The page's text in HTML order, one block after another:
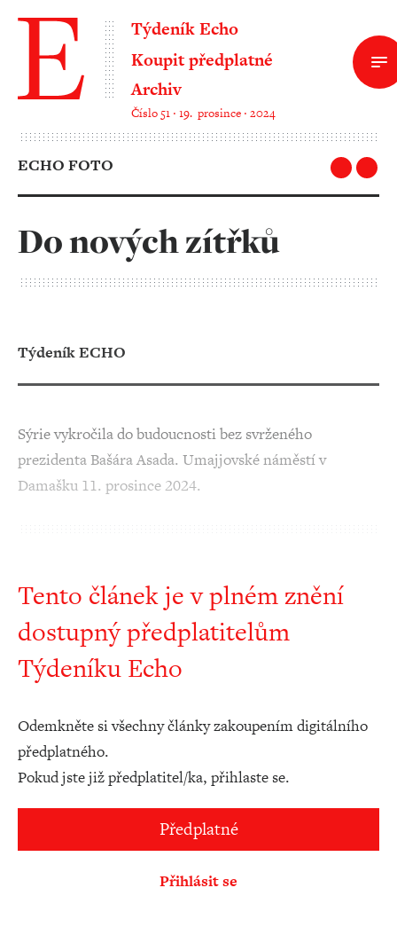
Týdeník Echo
Koupit předplatné
Archiv
Číslo 51 ‧ 19. prosince ‧ 2024
ECHO FOTO
Do nových zítřků
Týdeník ECHO
Sýrie vykročila do budoucnosti bez svrženého
prezidenta Bašára Asada. Umajjovské náměstí v
Damašku 11. prosince 2024.
Tento článek je v plném znění
dostupný předplatitelům
Týdeníku Echo
Odemkněte si všechny články zakoupením digitálního
předplatného.
Pokud jste již předplatitel/ka, přihlaste se.
Předplatné
Přihlásit se